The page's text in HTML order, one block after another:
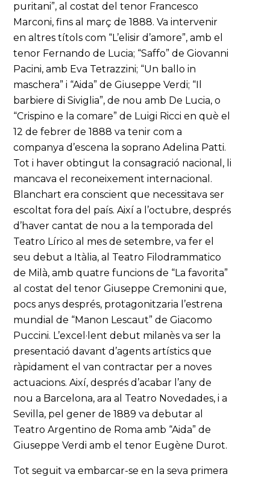
puritani”, al costat del tenor Francesco
Marconi, fins al març de 1888. Va intervenir
en altres títols com “L’elisir d’amore”, amb el
tenor Fernando de Lucia; “Saffo” de Giovanni
Pacini, amb Eva Tetrazzini; “Un ballo in
maschera” i “Aida” de Giuseppe Verdi; “Il
barbiere di Siviglia”, de nou amb De Lucia, o
“Crispino e la comare” de Luigi Ricci en què el
12 de febrer de 1888 va tenir com a
companya d’escena la soprano Adelina Patti.
Tot i haver obtingut la consagració nacional, li
mancava el reconeixement internacional.
Blanchart era conscient que necessitava ser
escoltat fora del país. Així a l’octubre, després
d’haver cantat de nou a la temporada del
Teatro Lírico al mes de setembre, va fer el
seu debut a Itàlia, al Teatro Filodrammatico
de Milà, amb quatre funcions de “La favorita”
al costat del tenor Giuseppe Cremonini que,
pocs anys després, protagonitzaria l’estrena
mundial de “Manon Lescaut” de Giacomo
Puccini. L’excel·lent debut milanès va ser la
presentació davant d’agents artístics que
ràpidament el van contractar per a noves
actuacions. Així, després d’acabar l’any de
nou a Barcelona, ara al Teatro Novedades, i a
Sevilla, pel gener de 1889 va debutar al
Teatro Argentino de Roma amb “Aida” de
Giuseppe Verdi amb el tenor Eugène Durot.
Tot seguit va embarcar-se en la seva primera